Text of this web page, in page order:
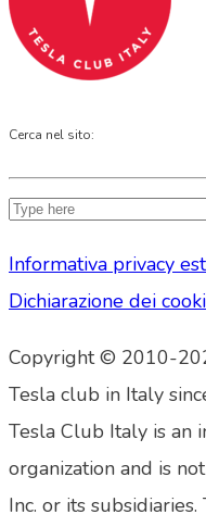
Cerca nel sito:
Informativa privacy
Dichiarazione dei
Copyright © 2010-
Tesla club in Italy
Tesla Club Italy is an
organization and is
Inc. or its subsidiaries.